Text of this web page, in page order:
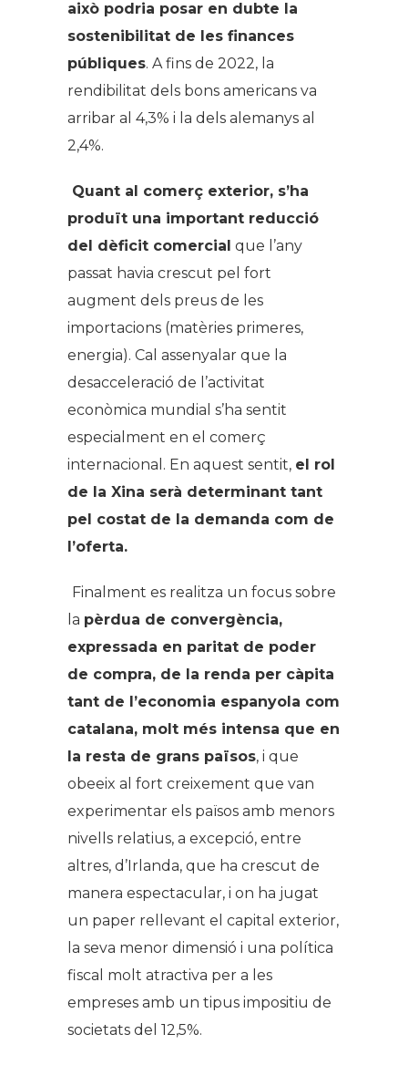
això podria posar en dubte la
sostenibilitat de les finances
públiques. A fins de 2022, la
rendibilitat dels bons americans va
arribar al 4,3% i la dels alemanys al
2,4%.
Quant al comerç exterior, s’ha
produït una important reducció
del dèficit comercial que l’any
passat havia crescut pel fort
augment dels preus de les
importacions (matèries primeres,
energia). Cal assenyalar que la
desacceleració de l’activitat
econòmica mundial s’ha sentit
especialment en el comerç
internacional. En aquest sentit, el rol
de la Xina serà determinant tant
pel costat de la demanda com de
l’oferta.
Finalment es realitza un focus sobre
la pèrdua de convergència,
expressada en paritat de poder
de compra, de la renda per càpita
tant de l’economia espanyola com
catalana, molt més intensa que en
la resta de grans països, i que
obeeix al fort creixement que van
experimentar els països amb menors
nivells relatius, a excepció, entre
altres, d’Irlanda, que ha crescut de
manera espectacular, i on ha jugat
un paper rellevant el capital exterior,
la seva menor dimensió i una política
fiscal molt atractiva per a les
empreses amb un tipus impositiu de
societats del 12,5%.